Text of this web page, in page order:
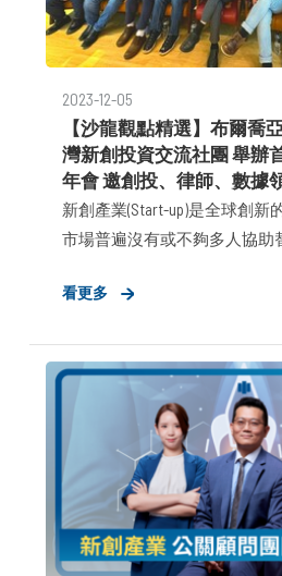
記者，我曾稍微參與見證上世
段。如今這樣的熱潮，真是
體、網路新創很久沒有獲得這
2023-12-05
【沙龍觀點精選】布爾喬
灣新創投資交流社團 舉辦
年會 邀創投、律師、數據
新創產業(Start-up)是全球創新
市場普遍沒有或不夠多人協助
共同推動世代變革與創新。深
人才招募與市場拓展等里程碑
之際，更於30日攜手台灣最大
投資交流》舉辦首屆新創沙龍
創、創投與加速器出席，其中
人或核心管理層，由《布爾
兼執行長 鄧耀中、《台灣新
人 林文欽、《PChome》財務
看更多